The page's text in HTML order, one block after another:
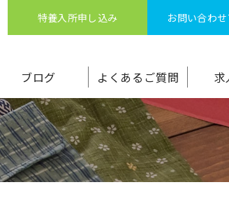
特養入所申し込み お問い合わ
ブログ よくあるご質問 求